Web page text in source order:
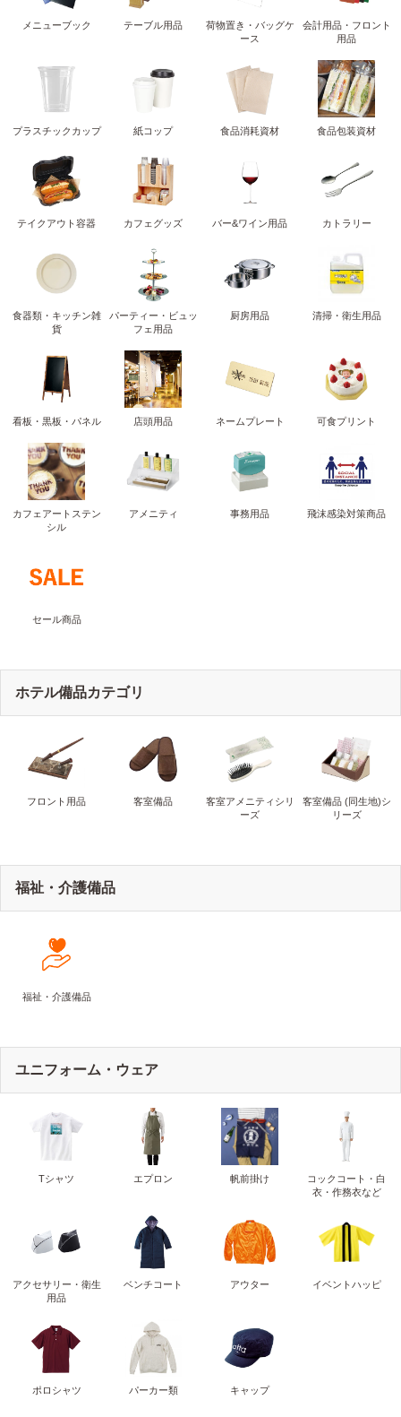
メニューブック テーブル用品
荷物置き・バッグケ
ース
会計用品・フロント
用品
プラスチックカップ 紙コップ 食品消耗資材 食品包装資材
テイクアウト容器 カフェグッズ バー&ワイン用品 カトラリー
食器類・キッチン雑
貨
パーティー・ビュッ
フェ用品
厨房用品 清掃・衛生用品
看板・黒板・パネル 店頭用品 ネームプレート 可食プリント
カフェアートステン
シル
アメニティ 事務用品 飛沫感染対策商品
セール商品
ホテル備品カテゴリ
フロント用品 客室備品
客室アメニティシリ
ーズ
客室備品 (同生地)シ
リーズ
福祉・介護備品
福祉・介護備品
ユニフォーム・ウェア
Tシャツ エプロン 帆前掛け
コックコート・白
衣・作務衣など
アクセサリー・衛生
用品
ベンチコート アウター イベントハッピ
ポロシャツ パーカー類 キャップ